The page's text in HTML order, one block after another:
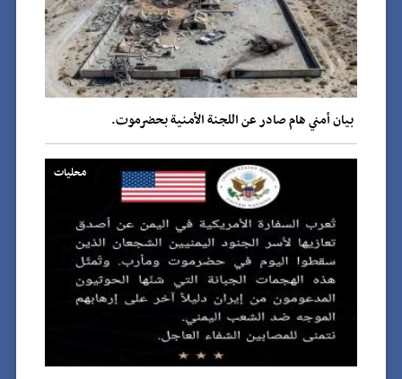
بيان أمني هام صادر عن اللجنة الأمنية بحضرموت.
محليات